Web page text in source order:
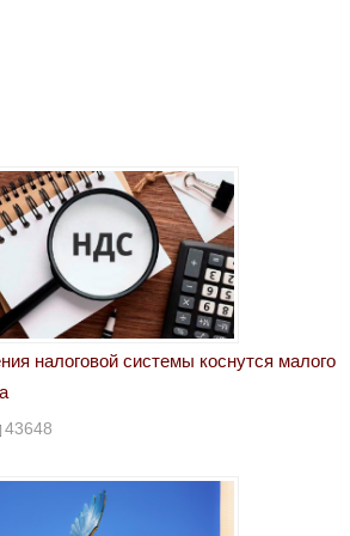
налоговой системы коснутся малого
43648